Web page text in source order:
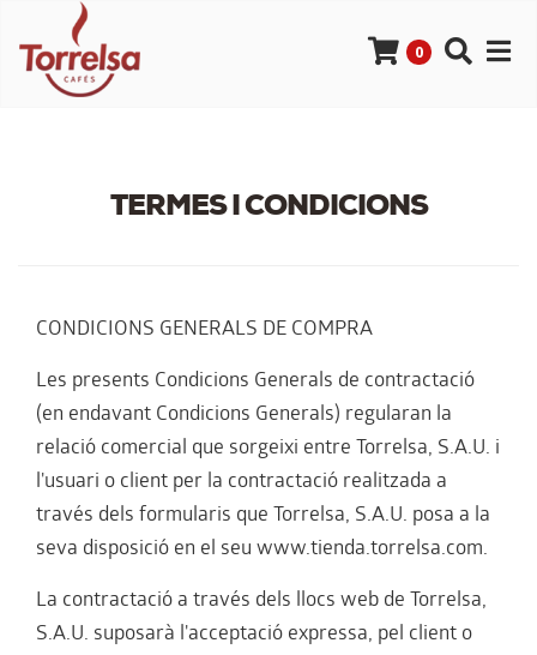
0
TERMES I CONDICIONS
CONDICIONS GENERALS DE COMPRA
Les presents Condicions Generals de contractació
(en endavant Condicions Generals) regularan la
relació comercial que sorgeixi entre Torrelsa, S.A.U. i
l'usuari o client per la contractació realitzada a
través dels formularis que Torrelsa, S.A.U. posa a la
seva disposició en el seu www.tienda.torrelsa.com.
La contractació a través dels llocs web de Torrelsa,
S.A.U. suposarà l'acceptació expressa, pel client o